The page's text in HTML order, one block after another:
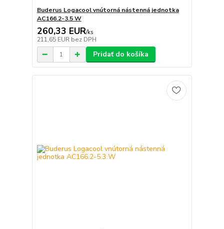
Buderus Logacool vnútorná nástenná jednotka
AC166.2-3.5 W
260,33 EUR/ks
211,65 EUR bez DPH
Pridať do košíka